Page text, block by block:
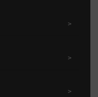
>
>
>